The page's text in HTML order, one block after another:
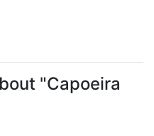
"Capoeira